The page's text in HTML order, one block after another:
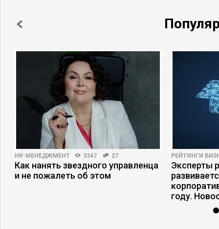
HR-МЕНЕДЖМЕНТ 3347 27
Как нанять звездного управленца
и не пожалеть об этом
РЕЙТИНГИ
Эксперты
году.